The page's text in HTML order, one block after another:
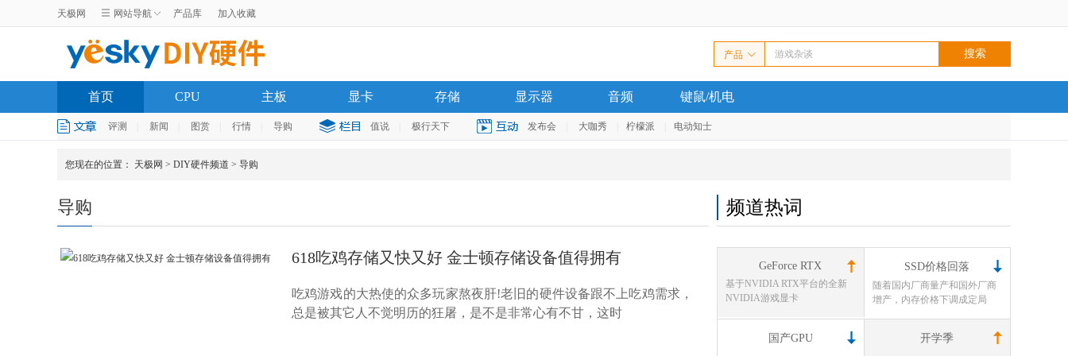
天极网 网站导航 产品库 加入收藏
产品
首页 CPU 主板 显卡 存储 显示器 音频 键鼠/机电
评测 新闻 图赏 行情 导购 值说 极行天下 发布会 大咖秀 柠檬派 电动知士
您现在的位置： 天极网 > DIY硬件频道 > 导购
导购
618吃鸡存储又快又好 金士顿存储设备值得拥有
吃鸡游戏的大热使的众多玩家熬夜肝!老旧的硬件设备跟不上吃鸡需求，
总是被其它人不觉明历的狂屠，是不是非常心有不甘，这时
频道热词
GeForce RTX
基于NVIDIA RTX平台的全新
NVIDIA游戏显卡
SSD价格回落
随着国内厂商量产和国外厂商
增产，内存价格下调成定局
国产GPU 开学季